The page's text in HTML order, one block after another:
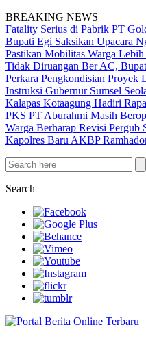
BREAKING NEWS
Fatality Serius di Pabrik PT
Bupati Egi Saksikan Upacara
Pastikan Mobilitas Warga
Tidak Diruangan Ber AC,
Perkara Pengkondisian
Instruksi Gubernur Sumsel
Kalapas Kotaagung Hadiri
PKS PT Aburahmi Masih
Warga Berharap Revisi
Kapolres Baru AKBP
Search